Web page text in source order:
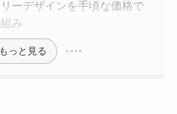
ーデザインを手頃な価格で
み
もっと見る